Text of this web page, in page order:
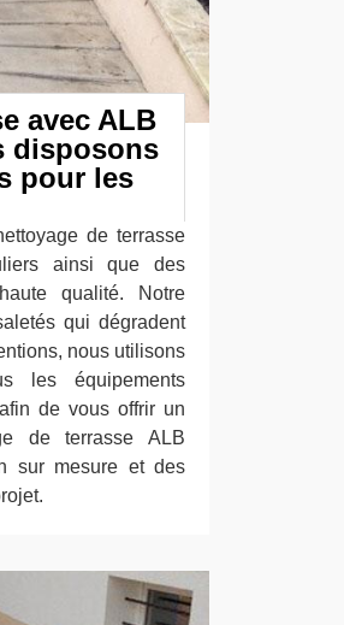
avec ALB
disposons
pour les
de terrasse
ainsi que des
qualité. Notre
qui dégradent
nous utilisons
les équipements
de vous offrir un
de terrasse ALB
sur mesure et des